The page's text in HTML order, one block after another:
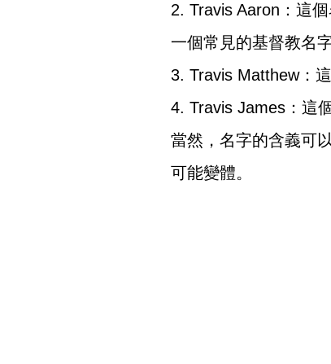
2. Travis Aaron：這
一個常見的基督教名字
3. Travis Matthew：
4. Travis James：這
當然，名字的含義可
可能變體。